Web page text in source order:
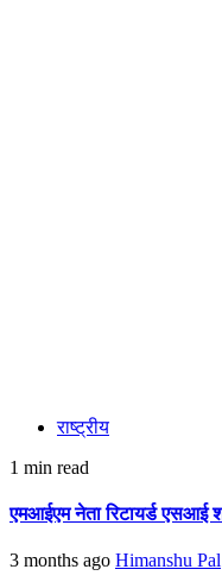
राष्ट्रीय
1 min read
एमआईएम नेता रिटायर्ड एसआई
3 months ago Himanshu Pal